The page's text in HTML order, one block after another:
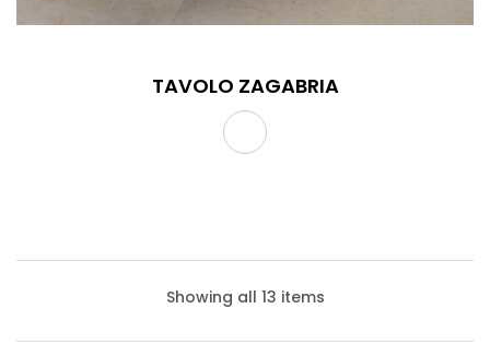
TAVOLO ZAGABRIA
Showing all 13 items